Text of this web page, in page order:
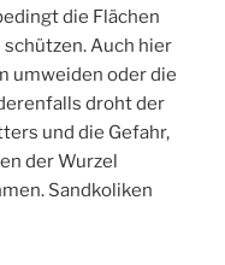
die Flächen
Auch hier
umweiden oder die
droht der
und die Gefahr,
der Wurzel
Sandkoliken